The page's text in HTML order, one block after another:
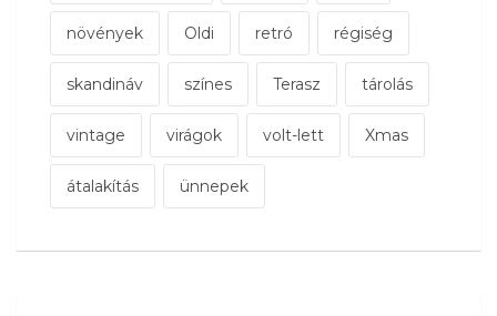
növények Oldi retró régiség
skandináv színes Terasz tárolás
vintage virágok volt-lett Xmas
átalakítás ünnepek